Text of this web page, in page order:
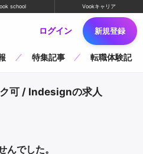
school Vookキャリア
ログイン 新規登録
特集記事 転職体験記
可 / Indesignの求人
んでした。